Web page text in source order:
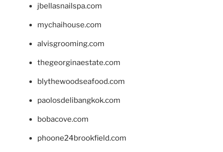
jbellasnailspa.com
mychaihouse.com
alvisgrooming.com
thegeorginaestate.com
blythewoodseafood.com
paolosdelibangkok.com
bobacove.com
phoone24brookfield.com